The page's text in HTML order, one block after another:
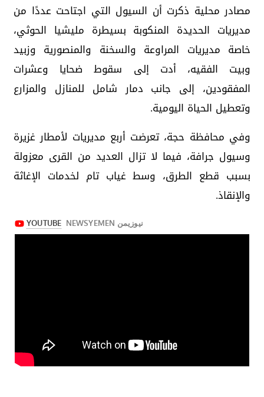
مصادر محلية ذكرت أن السيول التي اجتاحت عددًا من
مديريات الحديدة المنكوبة بسيطرة مليشيا الحوثي،
خاصة مديريات المراوعة والسخنة والمنصورية وزبيد
وبيت الفقيه، أدت إلى سقوط ضحايا وعشرات
المفقودين، إلى جانب دمار شامل للمنازل والمزارع
وتعطيل الحياة اليومية.
وفي محافظة حجة، تعرضت أربع مديريات لأمطار غزيرة
وسيول جرافة، فيما لا تزال العديد من القرى معزولة
بسبب قطع الطرق، وسط غياب تام لخدمات الإغاثة
والإنقاذ.